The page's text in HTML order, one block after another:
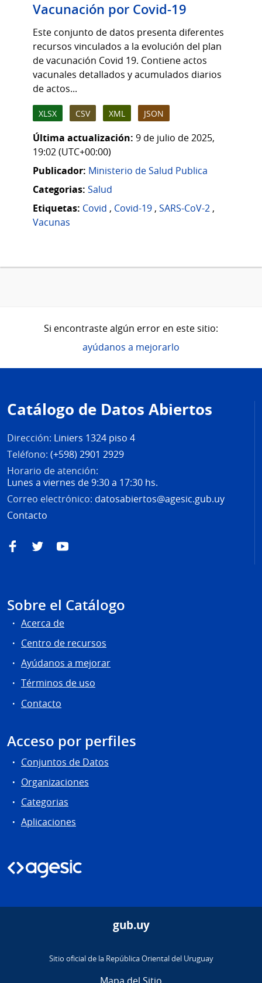
Vacunación por Covid-19
Este conjunto de datos presenta diferentes
recursos vinculados a la evolución del plan
de vacunación Covid 19. Contiene actos
vacunales detallados y acumulados diarios
de actos...
XLSX CSV XML JSON
Última actualización: 9 de julio de 2025,
19:02 (UTC+00:00)
Publicador: Ministerio de Salud Publica
Categorias: Salud
Etiquetas: Covid , Covid-19 , SARS-CoV-2 ,
Vacunas
Si encontraste algún error en este sitio:
ayúdanos a mejorarlo
de
página
Catálogo de Datos Abiertos
Dirección: Liniers 1324 piso 4
Teléfono: (+598) 2901 2929
Horario de atención:
Lunes a viernes de 9:30 a 17:30 hs.
Correo electrónico: datosabiertos@agesic.gub.uy
Contacto
FacebookTwitterYouTube
Sobre el Catálogo
Acerca de
Centro de recursos
Ayúdanos a mejorar
Términos de uso
Contacto
Acceso por perfiles
Conjuntos de Datos
Organizaciones
Categorias
Aplicaciones
gub.uy
Sitio oficial de la República Oriental del Uruguay
Mapa del Sitio